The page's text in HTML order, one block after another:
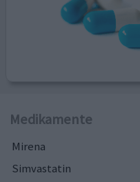
Medikamente
Mirena
Simvastatin